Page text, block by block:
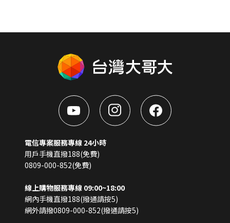
電信專案服務專線 24小時
用戶手機直撥188(免費)
0809-000-852(免費)
線上購物服務專線 09:00~18:00
網內手機直撥188(撥通請按5)
網外請撥0809-000-852(撥通請按5)